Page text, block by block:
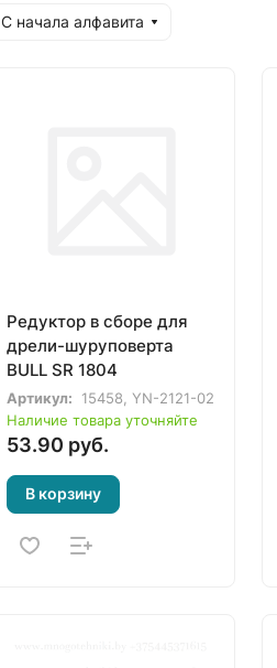
С начала алфавита
Редуктор в сборе для
дрели-шуруповерта
BULL SR 1804
Артикул:
15458, YN-2121-02
Наличие товара уточняйте
53.90 руб.
В корзину